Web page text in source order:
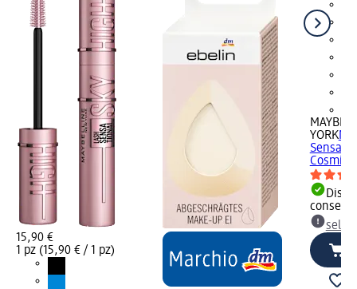
15,90 €
1 pz (15,90 € / 1 pz)
YORK
Cosmic